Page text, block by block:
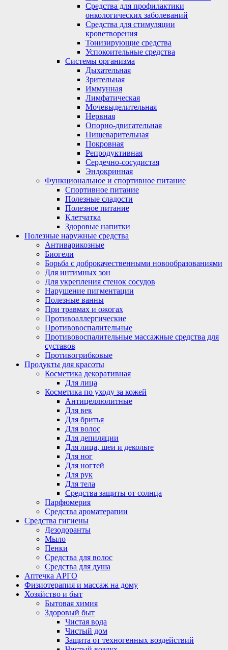
Средства для профилактики
онкологических заболеваний
Средства для стимуляции
кроветворения
Тонизирующие средства
Успокоительные средства
Системы организма
Дыхательная
Зрительная
Иммунная
Лимфатическая
Мочевыделительная
Нервная
Опорно-двигательная
Пищеварительная
Покровная
Репродуктивная
Сердечно-сосудистая
Эндокринная
Функциональное и спортивное питание
Спортивное питание
Полезные сладости
Полезное питание
Клетчатка
Здоровые напитки
Полезные наружные средства
Антиварикозные
Биогели
Борьба с доброкачественными новообразованиями
Для интимных зон
Для укрепления стенок сосудов
Нарушение пигментации
Полезные ванны
При травмах и ожогах
Противоаллергические
Противовоспалительные
Противовоспалительные массажные средства для
суставов
Противогрибковые
Продукты для красоты
Косметика декоративная
Для лица
Косметика по уходу за кожей
Антицеллюлитные
Для век
Для бритья
Для волос
Для депиляции
Для лица, шеи и декольте
Для ног
Для ногтей
Для рук
Для тела
Средства защиты от солнца
Парфюмерия
Средства ароматерапии
Средства гигиены
Дезодоранты
Мыло
Пенки
Средства для волос
Средства для душа
Аптечка АРГО
Физиотерапия и массаж на дому
Хозяйство и быт
Бытовая химия
Здоровый быт
Чистая вода
Чистый дом
Защита от техногенных воздействий